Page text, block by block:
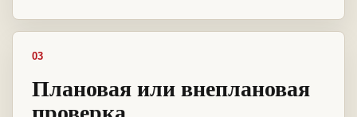
03
Плановая или внеплановая